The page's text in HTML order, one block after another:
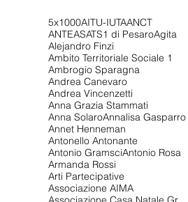
5x1000AITU-IUTAANCT
ANTEASATS1 di PesaroAgita
Alejandro Finzi
Ambito Territoriale Sociale 1
Ambrogio Sparagna
Andrea Canevaro
Andrea Vincenzetti
Anna Grazia Stammati
Anna SolaroAnnalisa Gasparro
Annet Henneman
Antonello Antonante
Antonio GramsciAntonio Rosa
Armanda Rossi
Arti Partecipative
Associazione AIMA